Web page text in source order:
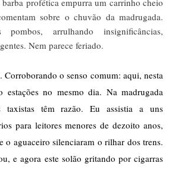
sobre o chuvão da madrugada.
arrulhando insignificâncias,
Nem parece feriado.
Corroborando o senso comum: aqui, nesta
estações no mesmo dia. Na madrugada
taxistas têm razão. Eu assistia a uns
para leitores menores de dezoito anos,
o aguaceiro silenciaram o rilhar dos trens.
e agora este solão gritando por cigarras